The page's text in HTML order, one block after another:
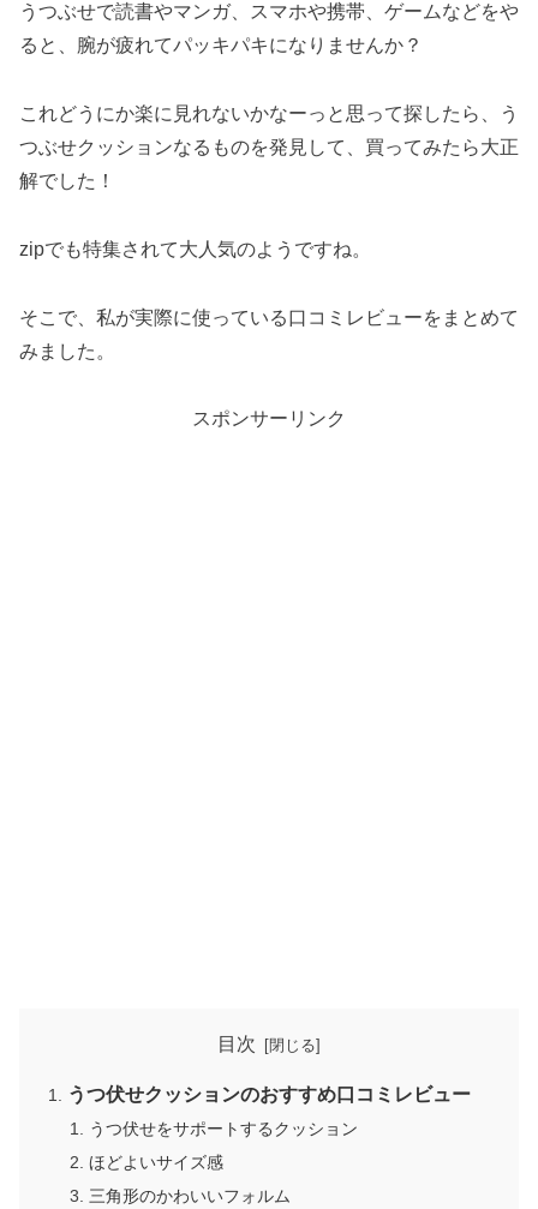
うつぶせで読書やマンガ、スマホや携帯、ゲームなどをや
ると、腕が疲れてパッキパキになりませんか？
これどうにか楽に見れないかなーっと思って探したら、う
つぶせクッションなるものを発見して、買ってみたら大正
解でした！
zipでも特集されて大人気のようですね。
そこで、私が実際に使っている口コミレビューをまとめて
みました。
スポンサーリンク
目次
うつ伏せクッションのおすすめ口コミレビュー
うつ伏せをサポートするクッション
ほどよいサイズ感
三角形のかわいいフォルム